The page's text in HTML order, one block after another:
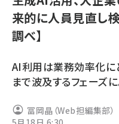
youtube (2444)
セミナー (2315)
来的に人員見直し検
調べ】
AI利用は業務効率化に
まで波及するフェーズに
冨岡晶（Web担編集部）